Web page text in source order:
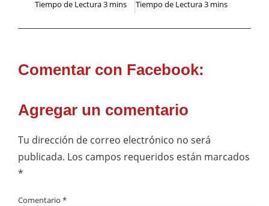
Comentar con Facebook:
Agregar un comentario
Tu dirección de correo electrónico no será
publicada. Los campos requeridos están marcados
*
Comentario *